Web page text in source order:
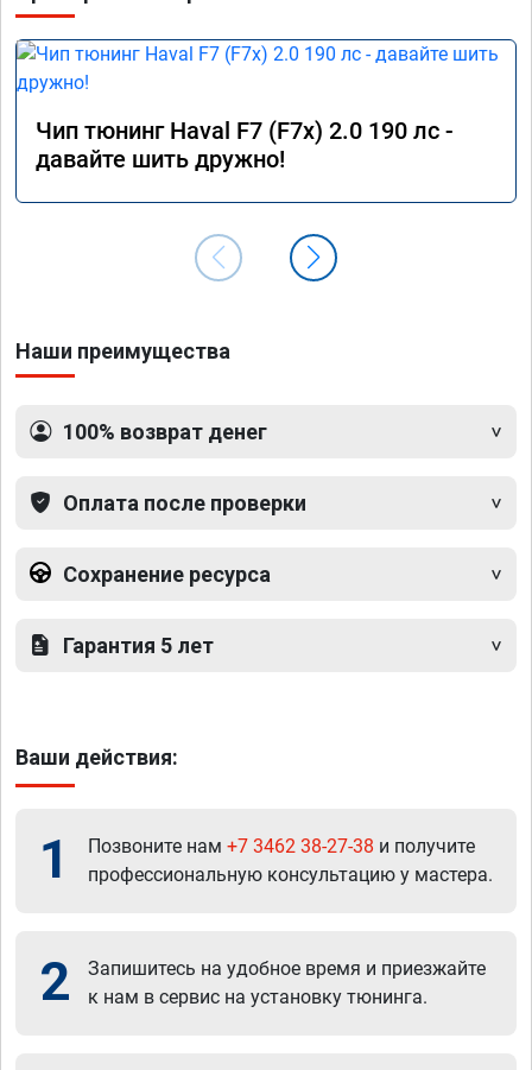
Чип тюнинг Haval F7 (F7x) 2.0 190 лс -
давайте шить дружно!
Наши преимущества
100% возврат денег
Оплата после проверки
Сохранение ресурса
Гарантия 5 лет
Ваши действия:
1 Позвоните нам +7 3462 38-27-38 и получите
профессиональную консультацию у мастера.
2
Запишитесь на удобное время и приезжайте
к нам в сервис на установку тюнинга.